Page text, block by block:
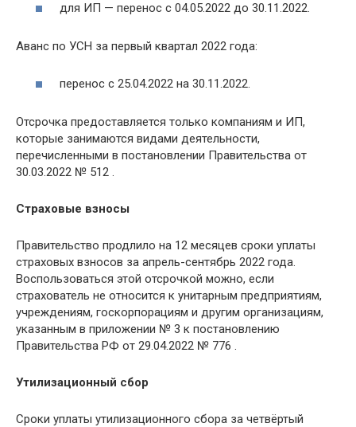
для ИП — перенос с 04.05.2022 до 30.11.2022.
Аванс по УСН за первый квартал 2022 года:
перенос с 25.04.2022 на 30.11.2022.
Отсрочка предоставляется только компаниям и ИП,
которые занимаются видами деятельности,
перечисленными в постановлении Правительства от
30.03.2022 № 512 .
Страховые взносы
Правительство продлило на 12 месяцев сроки уплаты
страховых взносов за апрель-сентябрь 2022 года.
Воспользоваться этой отсрочкой можно, если
страхователь не относится к унитарным предприятиям,
учреждениям, госкорпорациям и другим организациям,
указанным в приложении № 3 к постановлению
Правительства РФ от 29.04.2022 № 776 .
Утилизационный сбор
Сроки уплаты утилизационного сбора за четвёртый